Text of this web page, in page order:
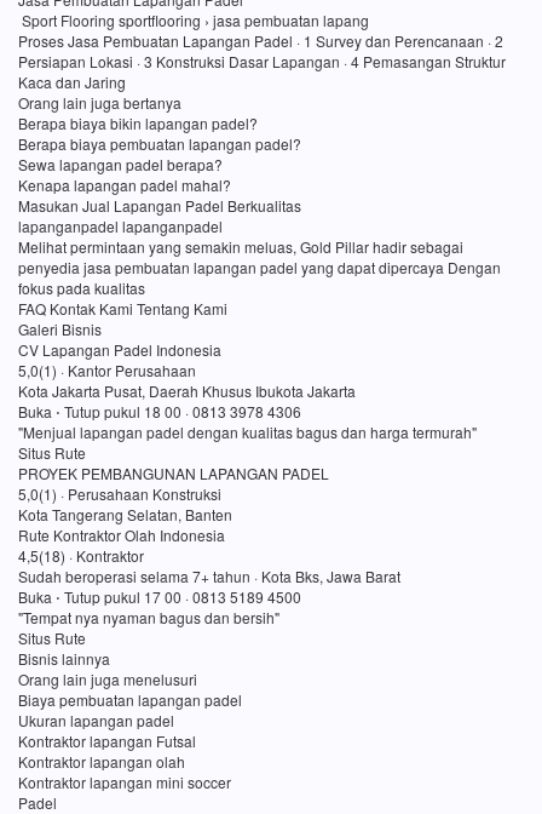
Sport Flooring sportflooring › jasa pembuatan lapang
Proses Jasa Pembuatan Lapangan Padel · 1 Survey dan Perencanaan · 2
Persiapan Lokasi · 3 Konstruksi Dasar Lapangan · 4 Pemasangan Struktur
Kaca dan Jaring
Orang lain juga bertanya
Berapa biaya bikin lapangan padel?
Berapa biaya pembuatan lapangan padel?
Sewa lapangan padel berapa?
Kenapa lapangan padel mahal?
Masukan Jual Lapangan Padel Berkualitas
lapanganpadel lapanganpadel
Melihat permintaan yang semakin meluas, Gold Pillar hadir sebagai
penyedia jasa pembuatan lapangan padel yang dapat dipercaya Dengan
fokus pada kualitas
FAQ Kontak Kami Tentang Kami
Galeri Bisnis
CV Lapangan Padel Indonesia
5,0(1) · Kantor Perusahaan
Kota Jakarta Pusat, Daerah Khusus Ibukota Jakarta
Buka ⋅ Tutup pukul 18 00 · 0813 3978 4306
"Menjual lapangan padel dengan kualitas bagus dan harga termurah"
Situs Rute
PROYEK PEMBANGUNAN LAPANGAN PADEL
5,0(1) · Perusahaan Konstruksi
Kota Tangerang Selatan, Banten
Rute Kontraktor Olah Indonesia
4,5(18) · Kontraktor
Sudah beroperasi selama 7+ tahun · Kota Bks, Jawa Barat
Buka ⋅ Tutup pukul 17 00 · 0813 5189 4500
"Tempat nya nyaman bagus dan bersih"
Situs Rute
Bisnis lainnya
Orang lain juga menelusuri
Biaya pembuatan lapangan padel
Ukuran lapangan padel
Kontraktor lapangan Futsal
Kontraktor lapangan olah
Kontraktor lapangan mini soccer
Padel